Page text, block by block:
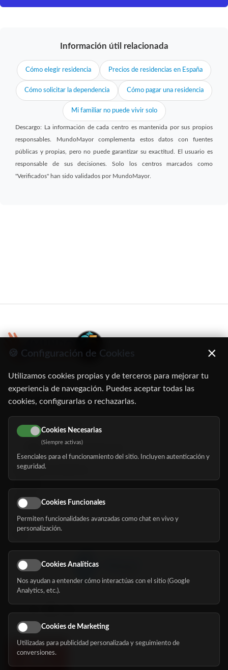
Información útil relacionada
Cómo elegir residencia Precios de residencias en España
Cómo solicitar la dependencia Cómo pagar una residencia
Mi familiar no puede vivir solo
Descargo: La información de cada centro es mantenida por sus propios
responsables. MundoMayor complementa estos datos con fuentes
públicas y propias, pero no puede garantizar su exactitud. El usuario es
responsable de sus decisiones. Solo los centros marcados como
"Verificados" han sido validados por MundoMayor.
C/ Oruro, 11. 28016 Madrid
91 345 06 26
616 113 103
hola@mundomayor.com
Buscador de residencias
Eventos
Nosotros
Síguenos
🍪 Configuración de Cookies ×
Utilizamos cookies propias y de terceros para mejorar tu
experiencia de navegación. Puedes aceptar todas las
cookies, configurarlas o rechazarlas.
Cookies Necesarias
(Siempre activas)
Esenciales para el funcionamiento del sitio. Incluyen autenticación y
seguridad.
Cookies Funcionales
Permiten funcionalidades avanzadas como chat en vivo y
personalización.
Cookies Analíticas
Nos ayudan a entender cómo interactúas con el sitio (Google
Analytics, etc.).
Cookies de Marketing
Utilizadas para publicidad personalizada y seguimiento de
conversiones.